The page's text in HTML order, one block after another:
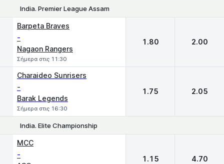
India. Premier League Assam
Barpeta Braves
-
Nagaon Rangers
Σήμερα στις 11:30
1.80 2.00
Charaideo Sunrisers
-
Barak Legends
Σήμερα στις 16:30
1.75 2.05
India. Elite Championship
MCC
- 1.15 4.70